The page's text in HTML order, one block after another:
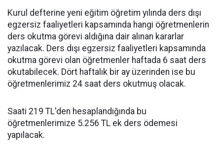
Kurul defterine yeni eğitim öğretim yılında ders dışı
egzersiz faaliyetleri kapsamında hangi öğretmenlerin
ders okutma görevi aldığına dair alınan kararlar
yazılacak. Ders dışı egzersiz faaliyetleri kapsamında
okutma görevi olan öğretmenler haftada 6 saat ders
okutabilecek. Dört haftalık bir ay üzerinden ise bu
öğretmenlerimiz 24 saat ders okutmuş olacak.
Saati 219 TL'den hesaplandığında bu
öğretmenlerimize 5.256 TL ek ders ödemesi
yapılacak.